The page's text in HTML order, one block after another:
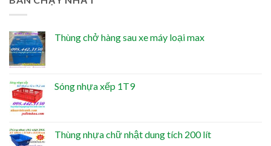
Thùng chở hàng sau xe máy loại max
Sóng nhựa xếp 1T9
Thùng nhựa chữ nhật dung tích 200 lít